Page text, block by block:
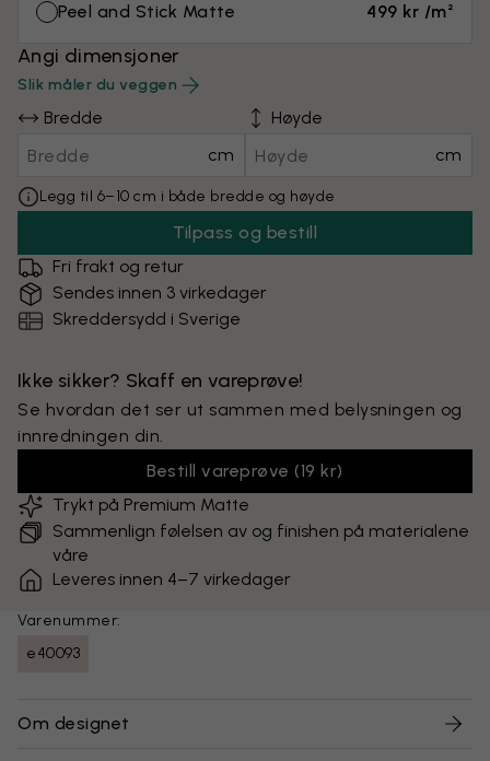
Peel and Stick Matte 499 kr /m²
Angi dimensjoner
Slik måler du veggen
Bredde
cm
Høyde
cm
Legg til 6–10 cm i både bredde og høyde
Tilpass og bestill
Fri frakt og retur
Sendes innen 3 virkedager
Skreddersydd i Sverige
Ikke sikker? Skaff en vareprøve!
Se hvordan det ser ut sammen med belysningen og
innredningen din.
Bestill vareprøve (19 kr)
Trykt på Premium Matte
Sammenlign følelsen av og finishen på materialene
våre
Leveres innen 4–7 virkedager
Varenummer:
e40093
Om designet